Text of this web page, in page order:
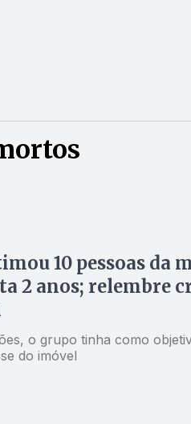
10 pessoas da
2 anos; relembre
o grupo tinha como
do imóvel